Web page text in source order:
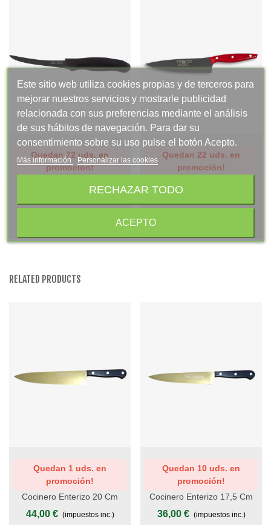
Quedan 72 uds. en
promoción!
Curvo13 Cm - Titanio Negro -
Mango Americano Negro,
Quedan 22 uds. en
promoción!
Teflon - Mango Mikarta Roja,
Estuche
RELATED PRODUCTS
Quedan 1 uds. en
promoción!
Cocinero Enterizo 20 Cm
Titanio Oro - Mango Pom,
44,00 € (impuestos inc.)
Quedan 10 uds. en
promoción!
Cocinero Enterizo 17,5 Cm
Titanio Oro - Mango Pom,
36,00 € (impuestos inc.)
Este sitio web utiliza cookies propias y de terceros para
mejorar nuestros servicios y mostrarle publicidad
relacionada con sus preferencias mediante el análisis
de sus hábitos de navegación. Para dar su
consentimiento sobre su uso pulse el botón Acepto.
Más información Personalizar las cookies
RECHAZAR TODO
ACEPTO